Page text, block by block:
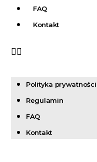
FAQ
Kontakt
Polityka prywatności
Regulamin
FAQ
Kontakt